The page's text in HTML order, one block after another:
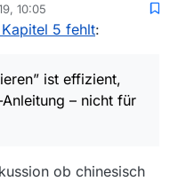
entfernen”-
den Download,
Markierung
Erklärung dazu und
“Entfernen” des
die die URL nicht
die Url im Fenster
Hand korrigieren.
vor dem letzten
für gewöhnliche User
editieren” ist
10:05
5 fehlt:
ist effizient,
– nicht für
ob chinesisch